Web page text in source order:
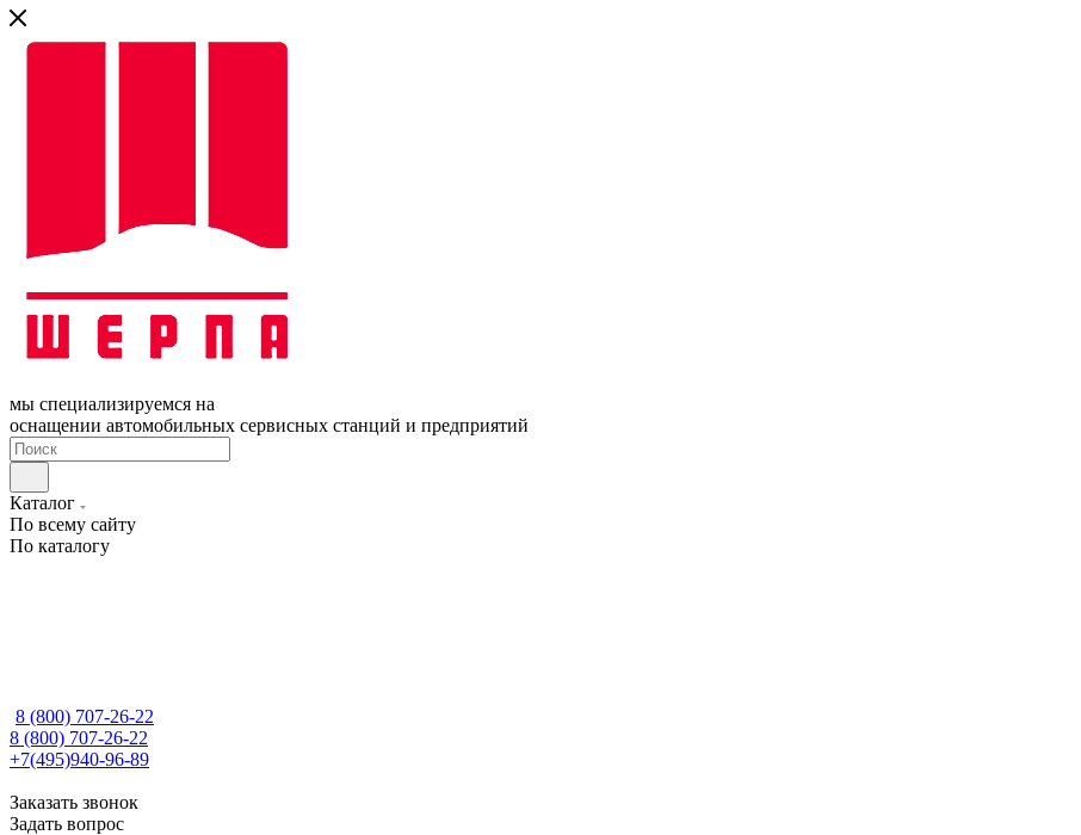
мы специализируемся на
оснащении автомобильных сервисных станций и предприятий
Каталог
По всему сайту
По каталогу
8 (800) 707-26-22
8 (800) 707-26-22
+7(495)940-96-89
Заказать звонок
Задать вопрос